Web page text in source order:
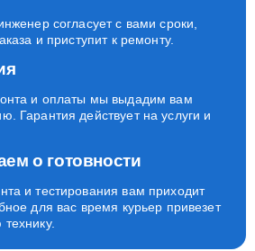
согласует с вами сроки,
и приступит к ремонту.
и оплаты мы выдадим вам
Гарантия действует на услуги и
о готовности
и тестирования вам приходит
для вас время курьер привезет